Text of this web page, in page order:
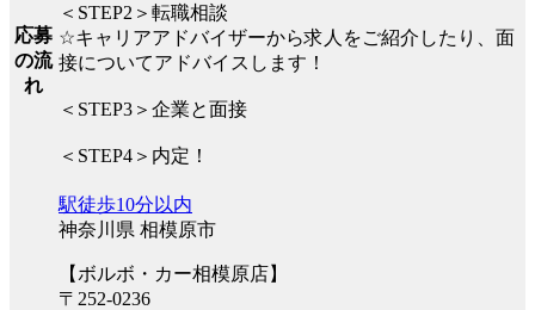
応募
の流
れ
＜STEP2＞転職相談
☆キャリアアドバイザーから求人をご紹介したり、面
接についてアドバイスします！
＜STEP3＞企業と面接
＜STEP4＞内定！
駅徒歩10分以内
神奈川県 相模原市
【ボルボ・カー相模原店】
〒252-0236